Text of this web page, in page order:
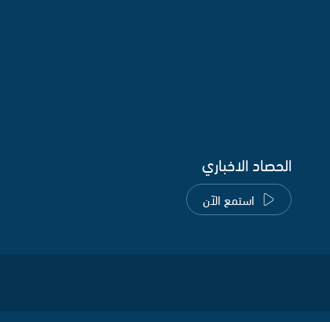
الحصاد الاخباري
استمع الآن